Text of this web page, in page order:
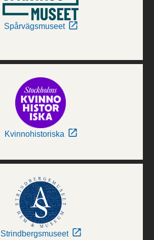
Spårvägsmuseet
Kvinnohistoriska
Strindbergsmuseet